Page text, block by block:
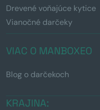
Drevené voňajúce kytice
Vianočné darčeky
VIAC O MANBOXEO
Blog o darčekoch
KRAJINA: